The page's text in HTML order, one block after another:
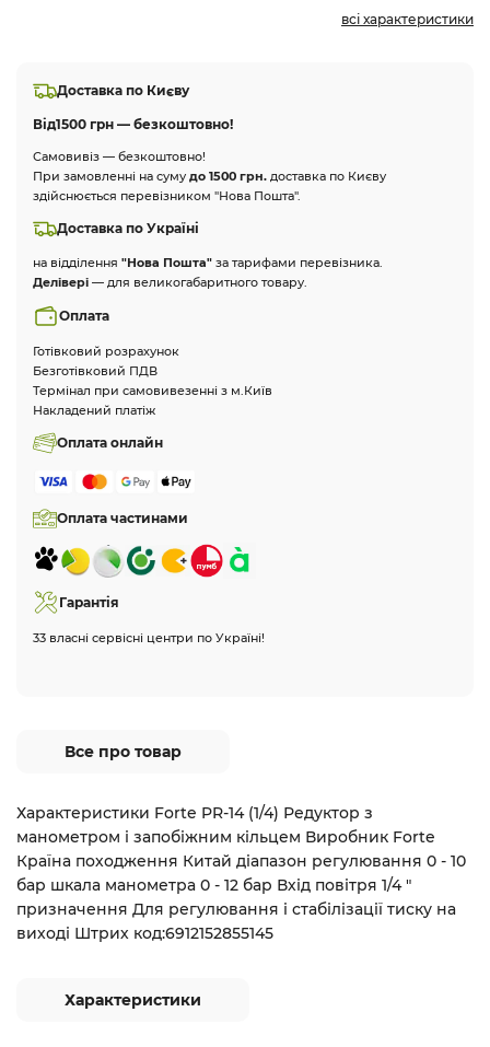
всі характеристики
Доставка по Києву
Від1500 грн — безкоштовно!
Самовивіз — безкоштовно!
При замовленні на суму до 1500 грн. доставка по Києву
здійснюється перевізником "Нова Пошта".
Доставка по Україні
на відділення "Нова Пошта" за тарифами перевізника.
Делівері — для великогабаритного товару.
Оплата
Готівковий розрахунок
Безготівковий ПДВ
Термінал при самовивезенні з м.Київ
Накладений платіж
Оплата онлайн
Оплата частинами
Гарантія
33 власні сервісні центри по Україні!
Все про товар
Характеристики Forte PR-14 (1/4) Редуктор з
манометром і запобіжним кільцем Виробник Forte
Країна походження Китай діапазон регулювання 0 - 10
бар шкала манометра 0 - 12 бар Вхід повітря 1/4 "
призначення Для регулювання і стабілізації тиску на
виході Штрих код:6912152855145
Характеристики